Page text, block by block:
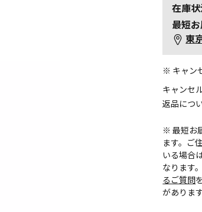
在庫
最短
東
※ キャン
キャンセ
返品につ
※ 最短お
ます。ご
いる場合
なります
るご質問
があります